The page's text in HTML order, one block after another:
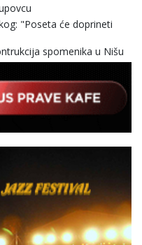
"Poseta će doprineti
spomenika u Nišu